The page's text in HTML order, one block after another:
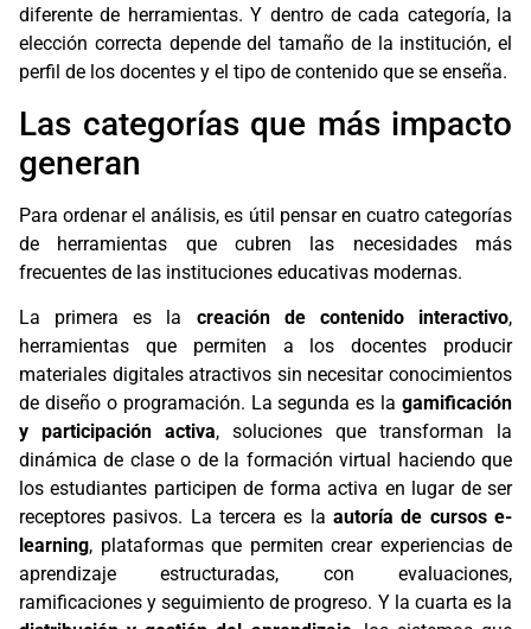
diferente de herramientas. Y dentro de cada categoría, la
elección correcta depende del tamaño de la institución, el
perfil de los docentes y el tipo de contenido que se enseña.
Las categorías que más impacto
generan
Para ordenar el análisis, es útil pensar en cuatro categorías
de herramientas que cubren las necesidades más
frecuentes de las instituciones educativas modernas.
La primera es la creación de contenido interactivo,
herramientas que permiten a los docentes producir
materiales digitales atractivos sin necesitar conocimientos
de diseño o programación. La segunda es la gamificación
y participación activa, soluciones que transforman la
dinámica de clase o de la formación virtual haciendo que
los estudiantes participen de forma activa en lugar de ser
receptores pasivos. La tercera es la autoría de cursos e-
learning, plataformas que permiten crear experiencias de
aprendizaje estructuradas, con evaluaciones,
ramificaciones y seguimiento de progreso. Y la cuarta es la